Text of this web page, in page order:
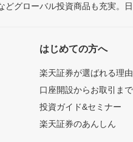
どグローバル投資商品も充実。
はじめての方へ
楽天証券が選ばれる理由
口座開設からお取引ま
投資ガイド&セミナー
楽天証券のあんしん